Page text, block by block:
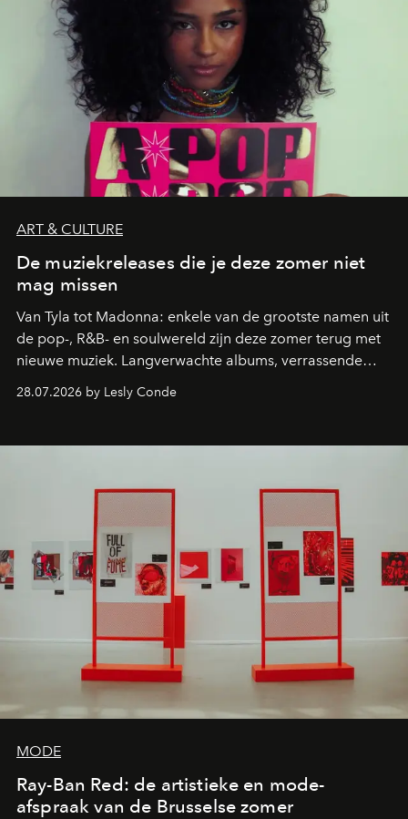
ART & CULTURE
De muziekreleases die je deze zomer niet
mag missen
Van Tyla tot Madonna: enkele van de grootste namen uit
de pop-, R&B- en soulwereld zijn deze zomer terug met
nieuwe muziek. Langverwachte albums, verrassende
comebacks en veelbelovende nieuwe projecten: dit zijn
de releases die je niet mag missen.
28.07.2026 by Lesly Conde
MODE
Ray-Ban Red: de artistieke en mode-
afspraak van de Brusselse zomer